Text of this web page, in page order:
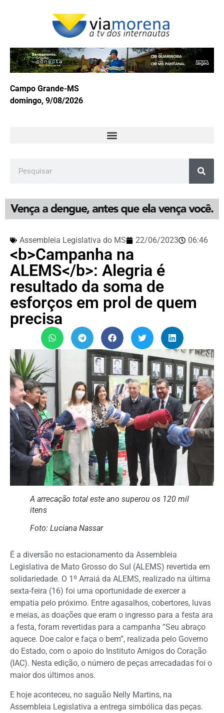
Campo Grande-MS
domingo, 9/08/2026
Assembleia Legislativa do MS 22/06/2023 06:46
<b>Campanha na
ALEMS</b>: Alegria é
resultado da soma de
esforços em prol de quem
precisa
A arrecação total este ano superou os 120 mil
itens
Foto: Luciana Nassar
É a diversão no estacionamento da Assembleia
Legislativa de Mato Grosso do Sul (ALEMS) revertida em
solidariedade. O 1º Arraiá da ALEMS, realizado na última
sexta-feira (16) foi uma oportunidade de exercer a
empatia pelo próximo. Entre agasalhos, cobertores, luvas
e meias, as doações que eram o ingresso para a festa ara
a festa, foram revertidas para a campanha “Seu abraço
aquece. Doe calor e faça o bem”, realizada pelo Governo
do Estado, com o apoio do Instituto Amigos do Coração
(IAC). Nesta edição, o número de peças arrecadadas foi o
maior dos últimos anos.
E hoje aconteceu, no saguão Nelly Martins, na
Assembleia Legislativa a entrega simbólica das peças.